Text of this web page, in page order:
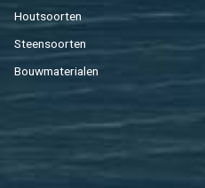
Hout­soor­ten
Steen­soor­ten
Bouw­ma­te­ri­a­len